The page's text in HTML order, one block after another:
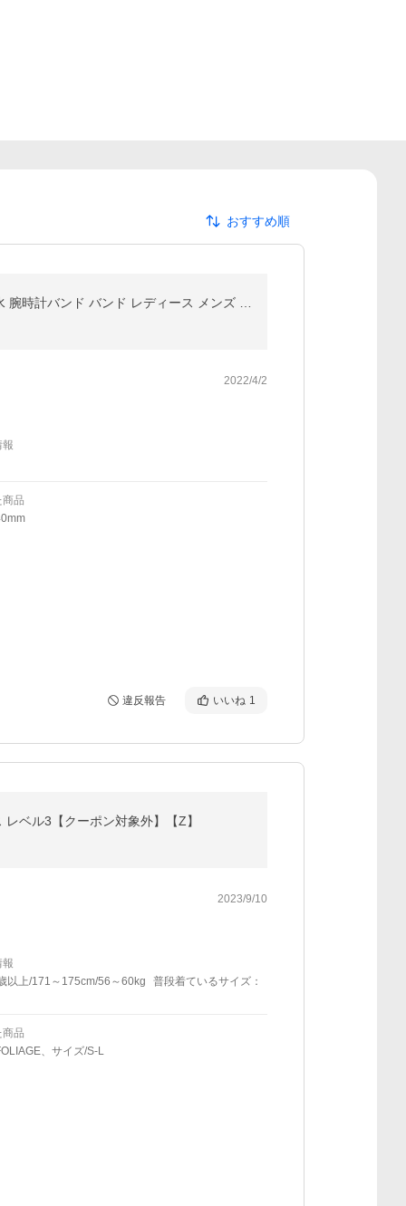
おすすめ順
2022/4/2
報
品
違反報告 いいね 1
ベル3【クーポン対象外】【Z】
2023/9/10
報
以上/171～175cm/56～60kg
普段着ているサイズ：
品
、サイズ/S-L